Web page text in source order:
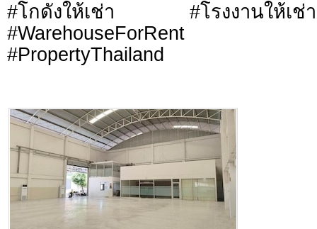
#โกดังให้เช่า #โรงงานใ
#WarehouseForRent
#PropertyThailand